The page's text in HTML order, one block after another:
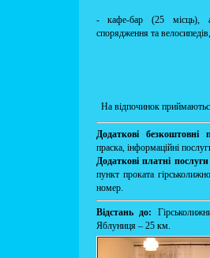
- кафе-бар (25 місць),
спорядження та
На відпочинок
Додаткові безкоштовні
праска, інформаційні
Додаткові платні послуги
пункт проката
номер.
Відстань до:
Яблуниця – 25 км.